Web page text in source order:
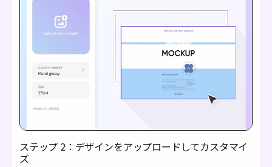
ステップ 2：デザインをアップロードしてカスタマイ
ズ